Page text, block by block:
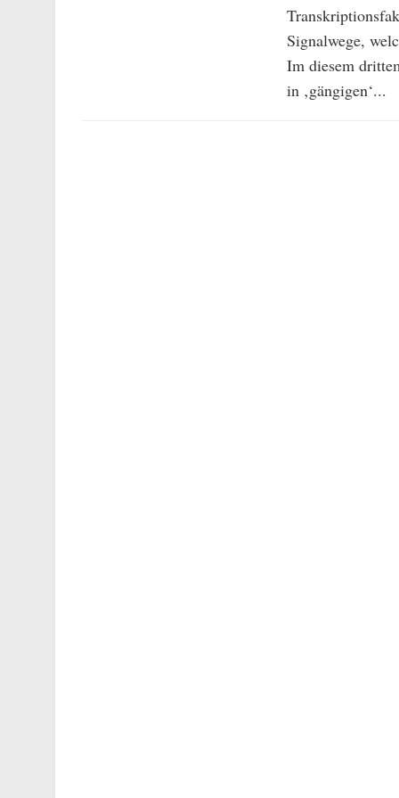
Signalwege,
Im diesem
in ‚gängigen‘...